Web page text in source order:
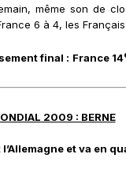
même son de
6 à 4, les
final : France 14
2009 : BERNE
l’Allemagne et va en